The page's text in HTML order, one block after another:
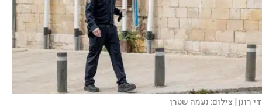
רונן | צילום:נעמה שטרן